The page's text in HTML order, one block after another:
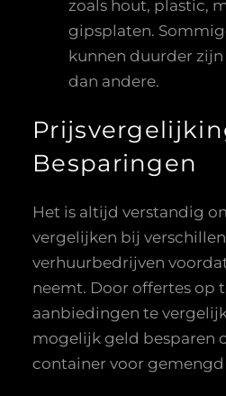
zoals hout, plastic,
gipsplaten.
kunnen duurder
dan andere.
Besparingen
Het is altijd verstandig
vergelijken bij
verhuurbedrijven
neemt. Door offertes op
aanbiedingen te
mogelijk geld besparen
container voor